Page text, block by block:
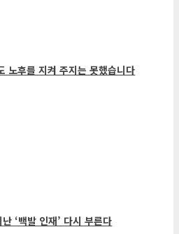
후를 지켜 주지는 못했습니다
‘백발 인재’ 다시 부른다